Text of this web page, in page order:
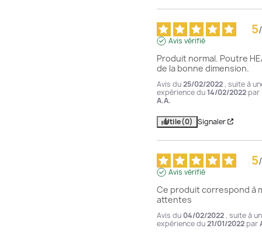
5/
Avis vérifié
Produit normal. Poutre
de la bonne dimension.
Avis du25/02/2022, suite à
expérience du14/02/2022 par
A.A.
Utile(0) Signaler
5/
Avis vérifié
Ce produit correspond à
attentes
Avis du 04/02/2022, suite à
expérience du21/01/2022 par